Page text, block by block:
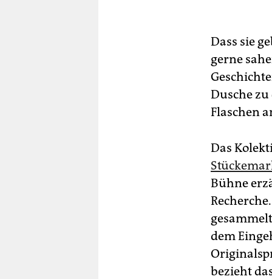
Dass sie
gerne
Dusche
Flaschen
Das
Bühne
dem
bezieht